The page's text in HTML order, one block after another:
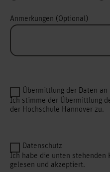
Anmerkungen (Optional)
Übermittlung der Daten
Ich stimme der Übermittlung
der Hochschule Hannover zu.
Datenschutz
Ich habe die unten stehenden
gelesen und akzeptiert.